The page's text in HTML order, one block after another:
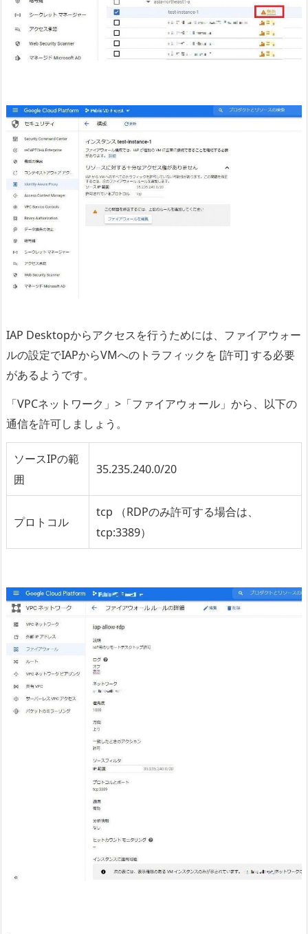
IAP Desktopからアクセスを行うためには、ファイアウォー
ルの設定でIAPからVMへのトラフィックを [許可] する必要
があるようです。
「VPCネットワーク」>「ファイアウォール」から、以下の
通信を許可しましょう。
ソースIPの範
囲
35.235.240.0/20
プロトコル
tcp （RDPのみ許可する場合は、
tcp:3389）